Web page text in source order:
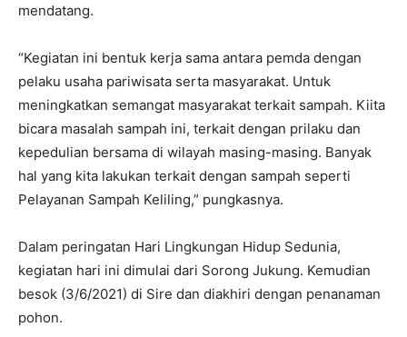
mendatang.
“Kegiatan ini bentuk kerja sama antara pemda dengan
pelaku usaha pariwisata serta masyarakat. Untuk
meningkatkan semangat masyarakat terkait sampah. Kiita
bicara masalah sampah ini, terkait dengan prilaku dan
kepedulian bersama di wilayah masing-masing. Banyak
hal yang kita lakukan terkait dengan sampah seperti
Pelayanan Sampah Keliling,” pungkasnya.
Dalam peringatan Hari Lingkungan Hidup Sedunia,
kegiatan hari ini dimulai dari Sorong Jukung. Kemudian
besok (3/6/2021) di Sire dan diakhiri dengan penanaman
pohon.